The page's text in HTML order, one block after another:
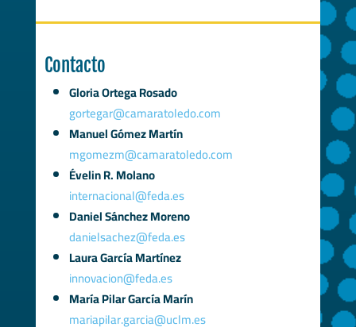
Contacto
Gloria Ortega Rosado
gortegar@camaratoledo.com
Manuel Gómez Martín
mgomezm@camaratoledo.com
Évelin R. Molano
internacional@feda.es
Daniel Sánchez Moreno
danielsachez@feda.es
Laura García Martínez
innovacion@feda.es
María Pilar García Marín
mariapilar.garcia@uclm.es